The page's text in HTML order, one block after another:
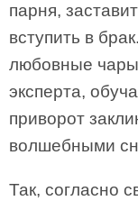
парня,
вступить в
любовные
эксперта,
приворот
волшебными
Так, согласно